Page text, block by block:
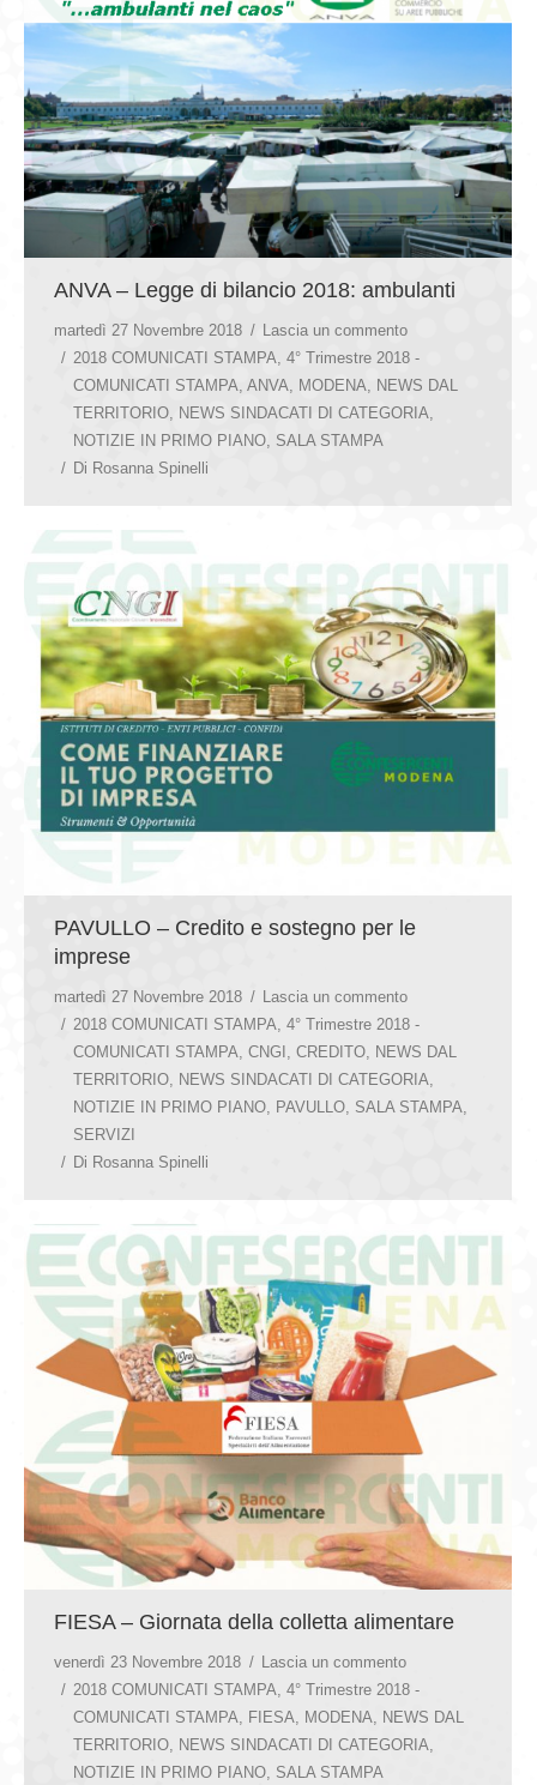
ANVA – Legge di bilancio 2018: ambulanti
martedì 27 Novembre 2018
Lascia un commento
2018 COMUNICATI STAMPA 4° Trimestre 2018 -
COMUNICATI STAMPA ANVA MODENA
NEWS DAL
TERRITORIO NEWS SINDACATI DI CATEGORIA
NOTIZIE IN PRIMO PIANO SALA STAMPA
Di Rosanna Spinelli
PAVULLO – Credito e sostegno per le
imprese
martedì 27 Novembre 2018
Lascia un commento
2018 COMUNICATI STAMPA 4° Trimestre 2018 -
COMUNICATI STAMPA CNGI CREDITO
NEWS DAL
TERRITORIO
NEWS SINDACATI DI CATEGORIA
NOTIZIE IN PRIMO PIANO
PAVULLO SALA STAMPA
SERVIZI
Di Rosanna Spinelli
FIESA – Giornata della colletta alimentare
venerdì 23 Novembre 2018
Lascia un commento
2018 COMUNICATI STAMPA, 4° Trimestre 2018 -
COMUNICATI STAMPA, FIESA, MODENA, NEWS DAL
TERRITORIO, NEWS SINDACATI DI CATEGORIA,
NOTIZIE IN PRIMO PIANO, SALA STAMPA